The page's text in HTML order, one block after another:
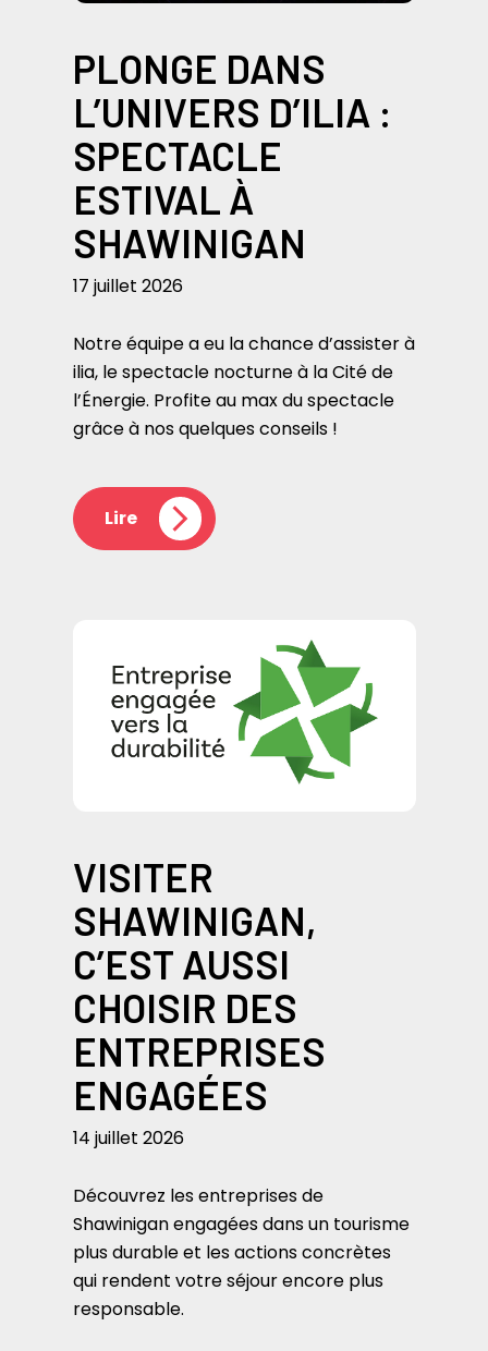
PLONGE DANS
L’UNIVERS D’ILIA :
SPECTACLE
ESTIVAL À
SHAWINIGAN
17 juillet 2026
Notre équipe a eu la chance d’assister à
ilia, le spectacle nocturne à la Cité de
l’Énergie. Profite au max du spectacle
grâce à nos quelques conseils !
Lire
VISITER
SHAWINIGAN,
C’EST AUSSI
CHOISIR DES
ENTREPRISES
ENGAGÉES
14 juillet 2026
Découvrez les entreprises de
Shawinigan engagées dans un tourisme
plus durable et les actions concrètes
qui rendent votre séjour encore plus
responsable.